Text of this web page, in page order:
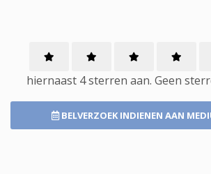
hiernaast 4 sterren aan. Geen
BELVERZOEK INDIENEN AAN